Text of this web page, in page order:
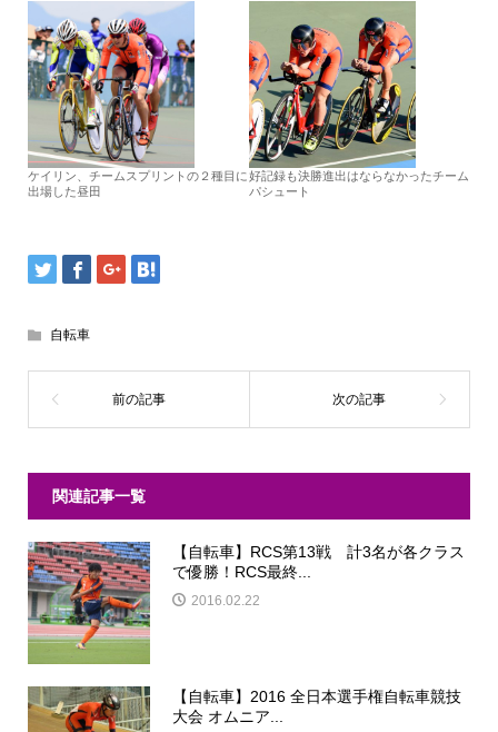
ケイリン、チームスプリントの２種目に
出場した昼田
好記録も決勝進出はならなかったチーム
パシュート
自転車
関連記事一覧
【自転車】RCS第13戦 計3名が各クラス
で優勝！RCS最終...
2016.02.22
【自転車】2016 全日本選手権自転車競技
大会 オムニア...